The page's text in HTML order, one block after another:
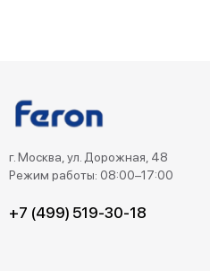
г. Москва, ул. Дорожная, 48
Режим работы: 08:00–17:00
+7 (499) 519-30-18